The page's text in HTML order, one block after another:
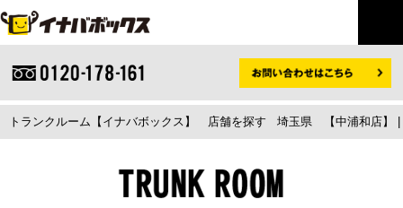
トランクルーム【イナバボックス】 店舗を探す 埼玉県 【中浦和店】